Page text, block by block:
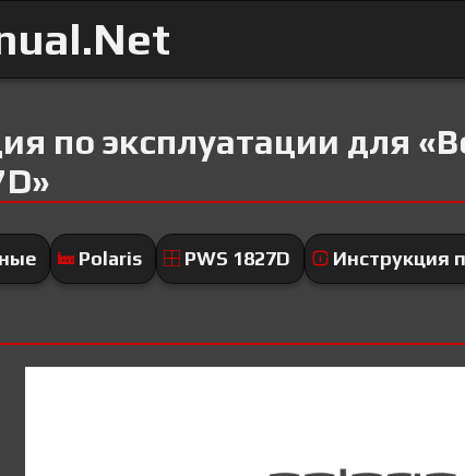
по эксплуатации для
Polaris PWS 1827D Инструкция